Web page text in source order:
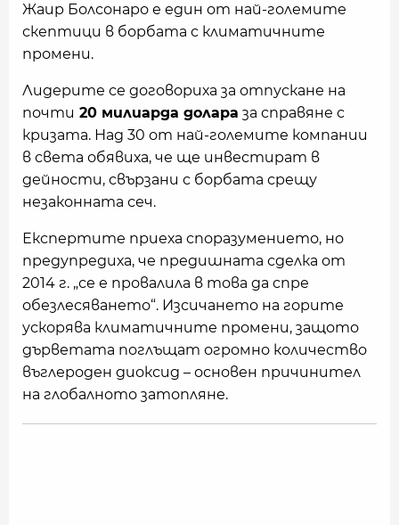
Жаир Болсонаро е един от най-големите
скептици в борбата с климатичните
промени.
Лидерите се договориха за отпускане на
почти 20 милиарда долара за справяне с
кризата. Над 30 от най-големите компании
в света обявиха, че ще инвестират в
дейности, свързани с борбата срещу
незаконната сеч.
Експертите приеха споразумението, но
предупредиха, че предишната сделка от
2014 г. „се е провалила в това да спре
обезлесяването“. Изсичането на горите
ускорява климатичните промени, защото
дърветата поглъщат огромно количество
въглероден диоксид – основен причинител
на глобалното затопляне.